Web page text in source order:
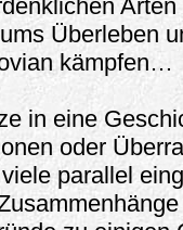
Überleben
kämpfen…
in eine
oder
parallel